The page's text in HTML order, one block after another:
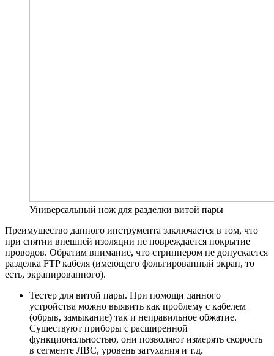
Универсальный нож для разделки витой пары
Преимущество данного инструмента заключается в том, что
при снятии внешней изоляции не повреждается покрытие
проводов. Обратим внимание, что стриппером не допускается
разделка FTP кабеля (имеющего фольгированный экран, то
есть, экранированного).
Тестер для витой пары. При помощи данного
устройства можно выявить как проблему с кабелем
(обрыв, замыкание) так и неправильное обжатие.
Существуют приборы с расширенной
функциональностью, они позволяют измерять скорость
в сегменте ЛВС, уровень затухания и т.д.